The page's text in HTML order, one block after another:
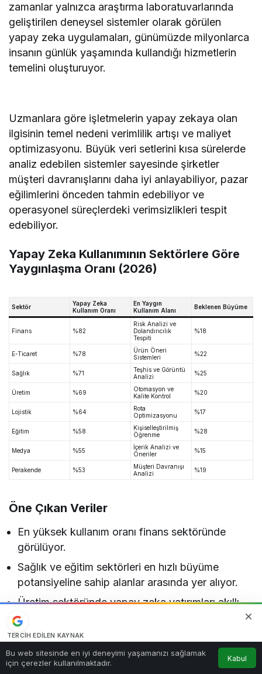
zamanlar yalnızca araştırma laboratuvarlarında
geliştirilen deneysel sistemler olarak görülen
yapay zeka uygulamaları, günümüzde milyonlarca
insanın günlük yaşamında kullandığı hizmetlerin
temelini oluşturuyor.
Uzmanlara göre işletmelerin yapay zekaya olan
ilgisinin temel nedeni verimlilik artışı ve maliyet
optimizasyonu. Büyük veri setlerini kısa sürelerde
analiz edebilen sistemler sayesinde şirketler
müşteri davranışlarını daha iyi anlayabiliyor, pazar
eğilimlerini önceden tahmin edebiliyor ve
operasyonel süreçlerdeki verimsizlikleri tespit
edebiliyor.
Yapay Zeka Kullanımının Sektörlere Göre
Yaygınlaşma Oranı (2026)
Sektör
Yapay Zeka
Kullanım Oranı
En Yaygın
Kullanım Alanı
Beklenen Büyüme
Finans %82
Risk Analizi ve
Dolandırıcılık
Tespiti
%18
E-Ticaret %78
Ürün Öneri
Sistemleri
%22
Sağlık %71
Teşhis ve Görüntü
Analizi
%25
Üretim %69
Otomasyon ve
Kalite Kontrol
%20
Lojistik %64
Rota
Optimizasyonu
%17
Eğitim %58
Kişiselleştirilmiş
Öğrenme
%28
Medya %55
İçerik Analizi ve
Öneriler
%15
Perakende %53
Müşteri Davranışı
Analizi
%19
Öne Çıkan Veriler
En yüksek kullanım oranı finans sektöründe
görülüyor.
Sağlık ve eğitim sektörleri en hızlı büyüme
potansiyeline sahip alanlar arasında yer alıyor.
Üretim sektöründe yapay zeka yatırımları akıllı
fabrika dönüşümünü destekliyor.
E-ticaret şirketleri müşteri deneyimini geliştirmek
için yapay zeka kullanımını artırıyor.
TERCIH EDILEN KAYNAK
Kaynağı Ekle
Bu web sitesinde en iyi deneyimi yaşamanızı sağlamak
için çerezler kullanılmaktadır.
Kabul
Anasayfa Akış Bildirimler
0